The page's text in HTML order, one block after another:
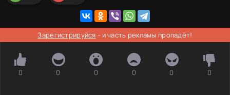
Зарегистрируйся - и часть рекламы пропадёт!
0 0 0 0 0 0